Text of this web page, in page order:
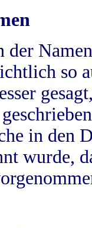
der
so
in
wurde,